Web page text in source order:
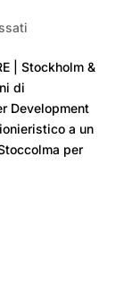
| Stockholm &
di
Development
a un
per